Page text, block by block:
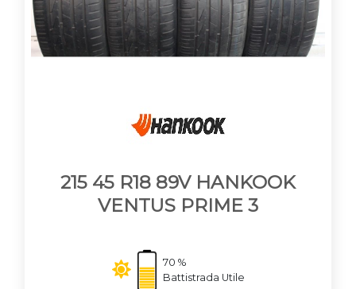
215 45 R18 89V HANKOOK
VENTUS PRIME 3
70 %
Battistrada Utile